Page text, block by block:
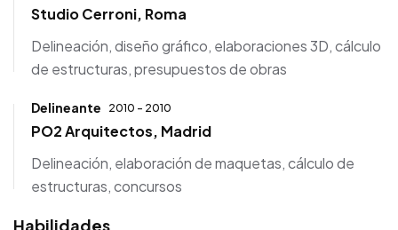
Studio Cerroni, Roma
Delineación, diseño gráfico, elaboraciones 3D, cálculo
de estructuras, presupuestos de obras
Delineante 2010 - 2010
PO2 Arquitectos, Madrid
Delineación, elaboración de maquetas, cálculo de
estructuras, concursos
Habilidades